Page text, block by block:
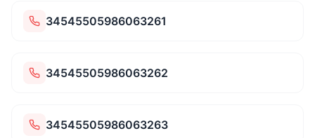
34545505986063261
34545505986063262
34545505986063263